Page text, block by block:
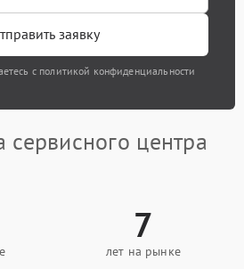
заявку
с политикой конфиденциальности
центра
7
лет на рынке